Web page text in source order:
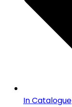
In Catalogue